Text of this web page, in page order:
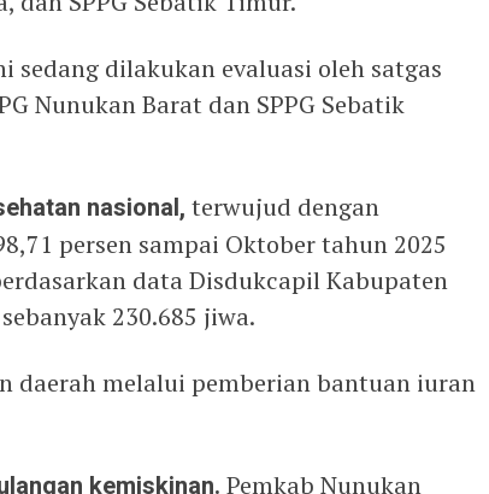
sedang dilakukan evaluasi oleh satgas
Nunukan Barat dan SPPG Sebatik
nasional, terwujud dengan
persen sampai Oktober tahun 2025
data Disdukcapil Kabupaten
230.685 jiwa.
daerah melalui pemberian bantuan iuran
kemiskinan. Pemkab Nunukan